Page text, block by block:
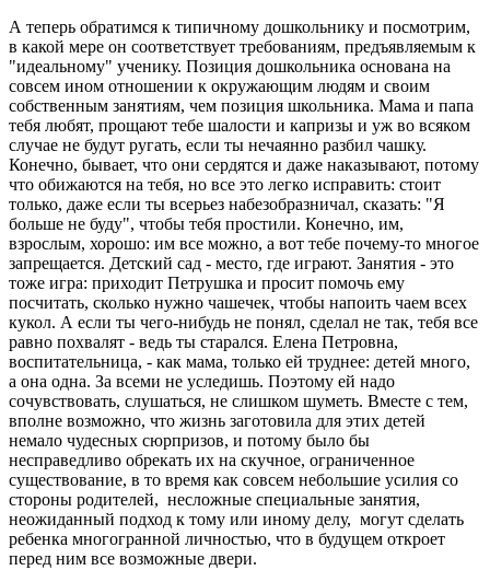
А теперь обратимся к типичному дошкольнику и посмотрим,
в какой мере он соответствует требованиям, предъявляемым к
"идеальному" ученику. Позиция дошкольника основана на
совсем ином отношении к окружающим людям и своим
собственным занятиям, чем позиция школьника. Мама и папа
тебя любят, прощают тебе шалости и капризы и уж во всяком
случае не будут ругать, если ты нечаянно разбил чашку.
Конечно, бывает, что они сердятся и даже наказывают, потому
что обижаются на тебя, но все это легко исправить: стоит
только, даже если ты всерьез набезобразничал, сказать: "Я
больше не буду", чтобы тебя простили. Конечно, им,
взрослым, хорошо: им все можно, а вот тебе почему-то многое
запрещается. Детский сад - место, где играют. Занятия - это
тоже игра: приходит Петрушка и просит помочь ему
посчитать, сколько нужно чашечек, чтобы напоить чаем всех
кукол. А если ты чего-нибудь не понял, сделал не так, тебя все
равно похвалят - ведь ты старался. Елена Петровна,
воспитательница, - как мама, только ей труднее: детей много,
а она одна. За всеми не уследишь. Поэтому ей надо
сочувствовать, слушаться, не слишком шуметь. Вместе с тем,
вполне возможно, что жизнь заготовила для этих детей
немало чудесных сюрпризов, и потому было бы
несправедливо обрекать их на скучное, ограниченное
существование, в то время как совсем небольшие усилия со
стороны родителей, несложные специальные занятия,
неожиданный подход к тому или иному делу, могут сделать
ребенка многогранной личностью, что в будущем откроет
перед ним все возможные двери.